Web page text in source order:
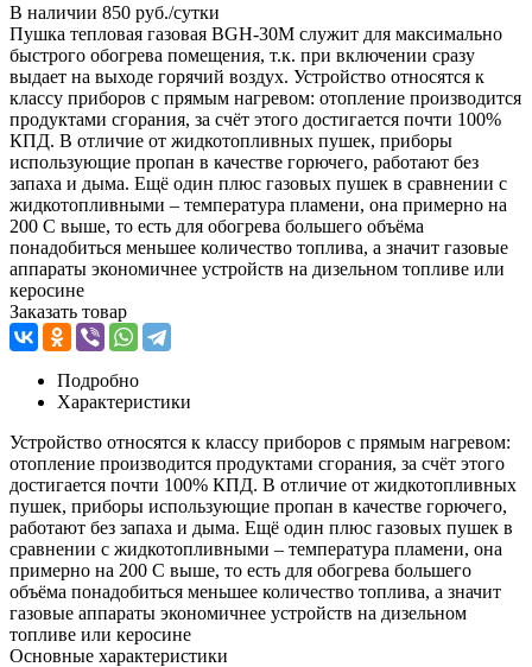
В наличии 850 руб./сутки
Пушка тепловая газовая BGH-30M служит для максимально
быстрого обогрева помещения, т.к. при включении сразу
выдает на выходе горячий воздух. Устройство относятся к
классу приборов с прямым нагревом: отопление производится
продуктами сгорания, за счёт этого достигается почти 100%
КПД. В отличие от жидкотопливных пушек, приборы
использующие пропан в качестве горючего, работают без
запаха и дыма. Ещё один плюс газовых пушек в сравнении с
жидкотопливными – температура пламени, она примерно на
200 С выше, то есть для обогрева большего объёма
понадобиться меньшее количество топлива, а значит газовые
аппараты экономичнее устройств на дизельном топливе или
керосине
Заказать товар
Подробно
Характеристики
Устройство относятся к классу приборов с прямым нагревом:
отопление производится продуктами сгорания, за счёт этого
достигается почти 100% КПД. В отличие от жидкотопливных
пушек, приборы использующие пропан в качестве горючего,
работают без запаха и дыма. Ещё один плюс газовых пушек в
сравнении с жидкотопливными – температура пламени, она
примерно на 200 С выше, то есть для обогрева большего
объёма понадобиться меньшее количество топлива, а значит
газовые аппараты экономичнее устройств на дизельном
топливе или керосине
Основные характеристики